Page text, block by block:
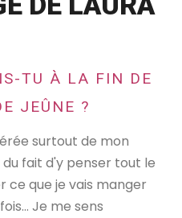
TU À LA FIN DE
JEÛNE ?
surtout de mon
fait d'y penser tout le
ce que je vais manger
Je me sens